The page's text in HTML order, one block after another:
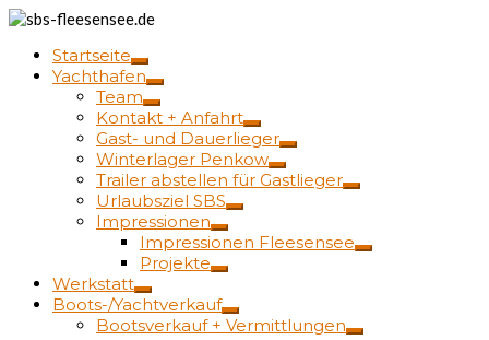
Startseite
Yachthafen
Team
Kontakt + Anfahrt
Gast- und Dauerlieger
Winterlager Penkow
Trailer abstellen für Gastlieger
Urlaubsziel SBS
Impressionen
Impressionen Fleesensee
Projekte
Werkstatt
Boots-/Yachtverkauf
Bootsverkauf + Vermittlungen